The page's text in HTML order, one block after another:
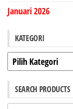
Januari 2026
KATEGORI
Kategori
SEARCH PRODUCTS